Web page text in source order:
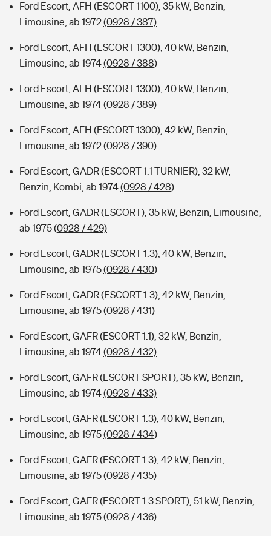
Ford Escort, AFH (ESCORT 1100), 35 kW, Benzin,
Limousine, ab 1972(0928 / 387)
Ford Escort, AFH (ESCORT 1300), 40 kW, Benzin,
Limousine, ab 1974(0928 / 388)
Ford Escort, AFH (ESCORT 1300), 40 kW, Benzin,
Limousine, ab 1974(0928 / 389)
Ford Escort, AFH (ESCORT 1300), 42 kW, Benzin,
Limousine, ab 1972(0928 / 390)
Ford Escort, GADR (ESCORT 1.1 TURNIER), 32 kW,
Benzin, Kombi, ab 1974(0928 / 428)
Ford Escort, GADR (ESCORT), 35 kW, Benzin, Limousine,
ab 1975(0928 / 429)
Ford Escort, GADR (ESCORT 1.3), 40 kW, Benzin,
Limousine, ab 1975(0928 / 430)
Ford Escort, GADR (ESCORT 1.3), 42 kW, Benzin,
Limousine, ab 1975(0928 / 431)
Ford Escort, GAFR (ESCORT 1.1), 32 kW, Benzin,
Limousine, ab 1974(0928 / 432)
Ford Escort, GAFR (ESCORT SPORT), 35 kW, Benzin,
Limousine, ab 1974(0928 / 433)
Ford Escort, GAFR (ESCORT 1.3), 40 kW, Benzin,
Limousine, ab 1975(0928 / 434)
Ford Escort, GAFR (ESCORT 1.3), 42 kW, Benzin,
Limousine, ab 1975(0928 / 435)
Ford Escort, GAFR (ESCORT 1.3 SPORT), 51 kW, Benzin,
Limousine, ab 1975(0928 / 436)